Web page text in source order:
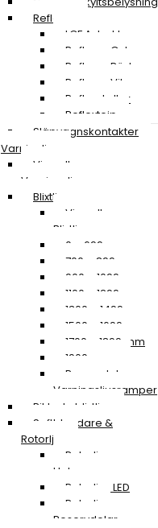
Reflexer
LGF A-traktor
Reflexer Gula
Reflexer Röda
Reflexer Vita
Reflexskyltar
Reflextejp
Släpvagnskontakter
Varningljus
Visa alla
Varningsljus
Blixtljusramper
Visa alla
Blixtljusramper
0 – 699 mm
700 – 899 mm
900 – 1099 mm
1100 – 1299 mm
1300 – 1499 mm
1500 – 1699 mm
1700 – 1899 mm
1900 mm »
Reservdelar
Varningsljusramper
Riktade blixtljus
Saftblandare &
Rotorljus
Rotorljus
Halogen
Rotorljus LED
Rotorljus
Reservdelar